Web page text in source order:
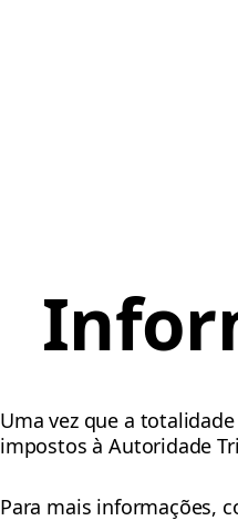
Uma vez que a
impostos à Autoridade
Para mais informações,